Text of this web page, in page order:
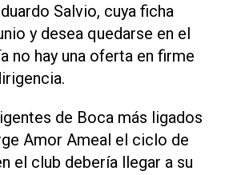
Salvio, cuya ficha
y desea quedarse en el
no hay una oferta en firme
de Boca más ligados
Amor Ameal el ciclo de
el club debería llegar a su